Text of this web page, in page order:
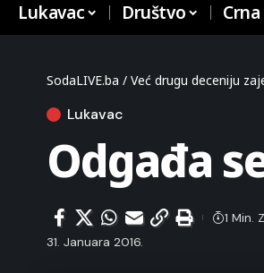
Lukavac Društvo
SodaLIVE.ba / Već drugu deceniju
Lukavac
Odgađa
31. Januara 2016.
1 Min.